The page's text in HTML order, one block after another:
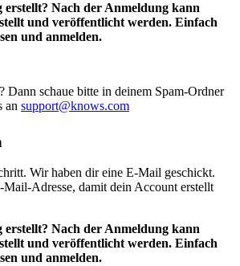
erstellt? Nach der Anmeldung kann
und veröffentlicht werden. Einfach
und anmelden.
Dann schaue bitte in deinem Spam-Ordner
an support@knows.com
Wir haben dir eine E-Mail geschickt.
Mail-Adresse, damit dein Account erstellt
erstellt? Nach der Anmeldung kann
und veröffentlicht werden. Einfach
und anmelden.